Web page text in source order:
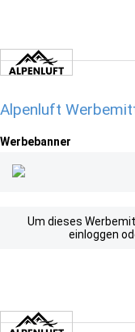
Alpenluft
Werbebanner
Um dieses
einloggen